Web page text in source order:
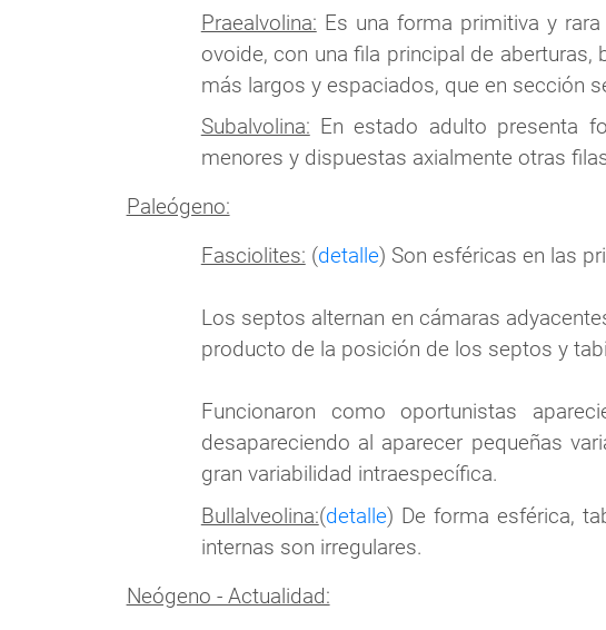
Praealvolina: Es una forma primitiva y
ovoide, con una fila principal de
más largos y espaciados, que en sección
Subalvolina: En estado adulto presenta
menores y dispuestas axialmente otras
Paleógeno:
Fasciolites: (detalle) Son esféricas en las
Los septos alternan en cámaras
producto de la posición de los septos y
Funcionaron como oportunistas
desapareciendo al aparecer pequeñas
gran variabilidad intraespecífica.
Bullalveolina:(detalle) De forma esférica,
internas son irregulares.
Neógeno - Actualidad: